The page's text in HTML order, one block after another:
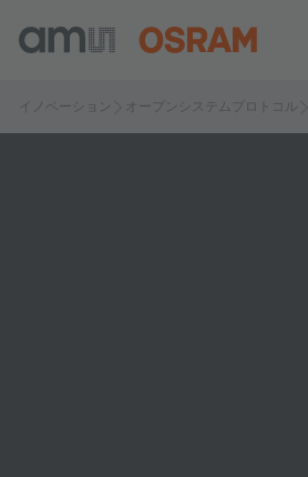
イノベーション オープンシステムプロトコル